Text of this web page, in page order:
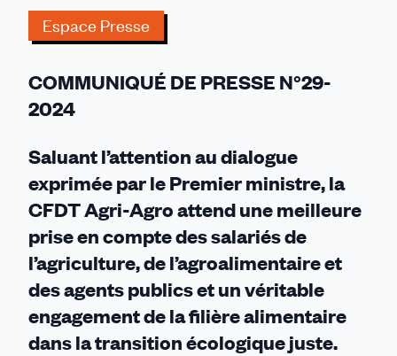
sujets
champ
d’intervention
Espace Presse
COMMUNIQUÉ DE PRESSE N°29-
2024
Saluant l’attention au dialogue
exprimée par le Premier ministre, la
CFDT Agri-Agro attend une meilleure
prise en compte des salariés de
l’agriculture, de l’agroalimentaire et
des agents publics et un véritable
engagement de la filière alimentaire
dans la transition écologique juste.